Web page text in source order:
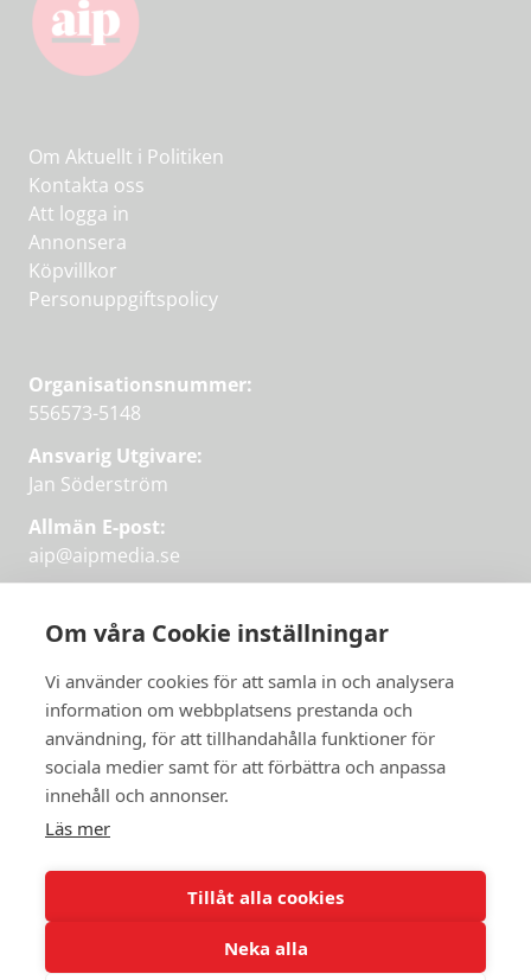
Om våra Cookie inställningar
Vi använder cookies för att samla in och analysera
information om webbplatsens prestanda och
användning, för att tillhandahålla funktioner för
sociala medier samt för att förbättra och anpassa
innehåll och annonser.
Läs mer
Tillåt alla cookies
Neka alla
Få veckans bästa
artiklar i mejlen
varje vecka om våra mest intressanta
Om Aktuellt i Politiken
Kontakta oss
Att logga in
Annonsera
Köpvillkor
Personuppgiftspolicy
Organisationsnummer:
556573-5148
Ansvarig Utgivare:
Jan Söderström
Allmän E-post:
aip@aipmedia.se
aip@flowyinfo.seeller 08-1210 60 40.
Instagram
LinkedIn
Twitter
Facebook
Få veckans bästa
artiklar på mejlen
PRENUMERERA